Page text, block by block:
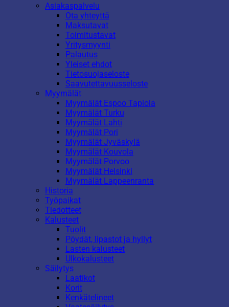
Asiakaspalvelu
Ota yhteyttä
Maksutavat
Toimitustavat
Yritysmyynti
Palautus
Yleiset ehdot
Tietosuojaseloste
Saavutettavuusseloste
Myymälät
Myymälät Espoo Tapiola
Myymälät Turku
Myymälät Lahti
Myymälät Pori
Myymälät Jyväskylä
Myymälät Kouvola
Myymälät Porvoo
Myymälät Helsinki
Myymälät Lappeenranta
Historia
Työpaikat
Tiedotteet
Kalusteet
Tuolit
Pöydät, lipastot ja hyllyt
Lasten kalusteet
Ulkokalusteet
Säilytys
Laatikot
Korit
Kenkätelineet